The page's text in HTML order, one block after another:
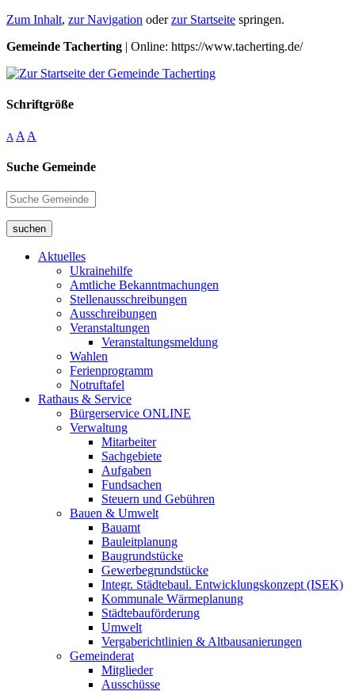
Zum Inhalt, zur Navigation oderzur Startseite springen.
Gemeinde Tacherting | Online: https://www.tacherting.de/
Schriftgröße
A A A
Suche Gemeinde
suchen
Aktuelles
Ukrainehilfe
Amtliche Bekanntmachungen
Stellenausschreibungen
Ausschreibungen
Veranstaltungen
Veranstaltungsmeldung
Wahlen
Ferienprogramm
Notruftafel
Rathaus & Service
Bürgerservice ONLINE
Verwaltung
Mitarbeiter
Sachgebiete
Aufgaben
Fundsachen
Steuern und Gebühren
Bauen & Umwelt
Bauamt
Bauleitplanung
Baugrundstücke
Gewerbegrundstücke
Integr. Städtebaul. Entwicklungskonzept (ISEK)
Kommunale Wärmeplanung
Städtebauförderung
Umwelt
Vergaberichtlinien & Altbausanierungen
Gemeinderat
Mitglieder
Ausschüsse